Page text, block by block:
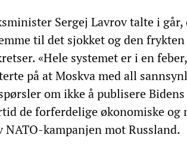
Sergej Lavrov talte i
til det sjokket og den
«Hele systemet er i en
på at Moskva med all
om ikke å publisere
de forferdelige økonomiske
NATO-kampanjen mot Russland.